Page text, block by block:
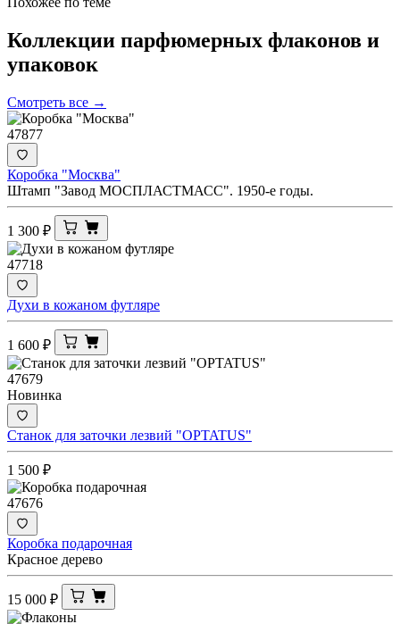
Коллекции парфюмерных флаконов и
упаковок
Смотреть все →
47877
Коробка "Москва"
Штамп "Завод МОСПЛАСТМАСС". 1950-е годы.
1 300 ₽
47718
Духи в кожаном футляре
1 600 ₽
47679
Новинка
Станок для заточки лезвий "OPTATUS"
1 500 ₽
47676
Коробка подарочная
Красное дерево
15 000 ₽